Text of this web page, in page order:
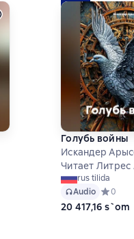
основе 0 оценок
Голубь войны
Искандер
Читает Литрес
rus tilida
Audio
0
20 417,16 s`om